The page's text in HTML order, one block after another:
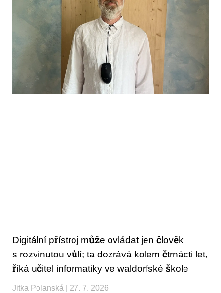
Digitální přístroj může ovládat jen člověk
s rozvinutou vůlí; ta dozrává kolem čtrnácti let,
říká učitel informatiky ve waldorfské škole
Jitka Polanská 27. 7. 2026